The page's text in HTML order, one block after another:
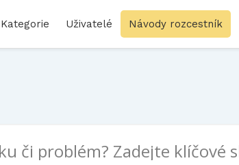
Kategorie Uživatelé Návody rozcestník